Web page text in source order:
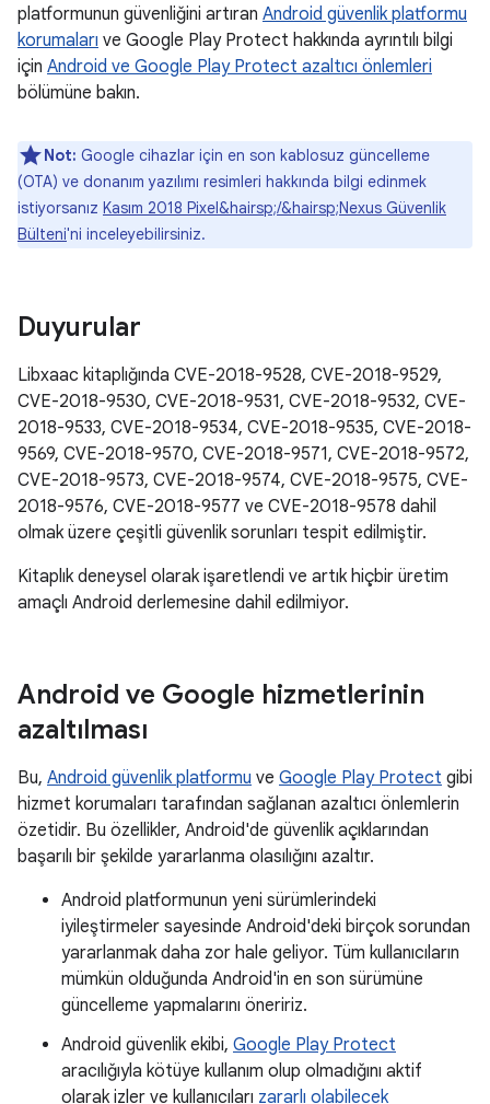
platformunun güvenliğini artıran Android güvenlik platformu
korumaları ve Google Play Protect hakkında ayrıntılı bilgi
için Android ve Google Play Protect azaltıcı önlemleri
bölümüne bakın.
Not: Google cihazlar için en son kablosuz güncelleme
(OTA) ve donanım yazılımı resimleri hakkında bilgi edinmek
istiyorsanız Kasım 2018 Pixel&hairsp;/&hairsp;Nexus Güvenlik
Bülteni'ni inceleyebilirsiniz.
Duyurular
Libxaac kitaplığında CVE-2018-9528, CVE-2018-9529,
CVE-2018-9530, CVE-2018-9531, CVE-2018-9532, CVE-
2018-9533, CVE-2018-9534, CVE-2018-9535, CVE-2018-
9569, CVE-2018-9570, CVE-2018-9571, CVE-2018-9572,
CVE-2018-9573, CVE-2018-9574, CVE-2018-9575, CVE-
2018-9576, CVE-2018-9577 ve CVE-2018-9578 dahil
olmak üzere çeşitli güvenlik sorunları tespit edilmiştir.
Kitaplık deneysel olarak işaretlendi ve artık hiçbir üretim
amaçlı Android derlemesine dahil edilmiyor.
Android ve Google hizmetlerinin
azaltılması
Bu, Android güvenlik platformu ve Google Play Protect gibi
hizmet korumaları tarafından sağlanan azaltıcı önlemlerin
özetidir. Bu özellikler, Android'de güvenlik açıklarından
başarılı bir şekilde yararlanma olasılığını azaltır.
Android platformunun yeni sürümlerindeki
iyileştirmeler sayesinde Android'deki birçok sorundan
yararlanmak daha zor hale geliyor. Tüm kullanıcıların
mümkün olduğunda Android'in en son sürümüne
güncelleme yapmalarını öneririz.
Android güvenlik ekibi, Google Play Protect
aracılığıyla kötüye kullanım olup olmadığını aktif
olarak izler ve kullanıcıları zararlı olabilecek